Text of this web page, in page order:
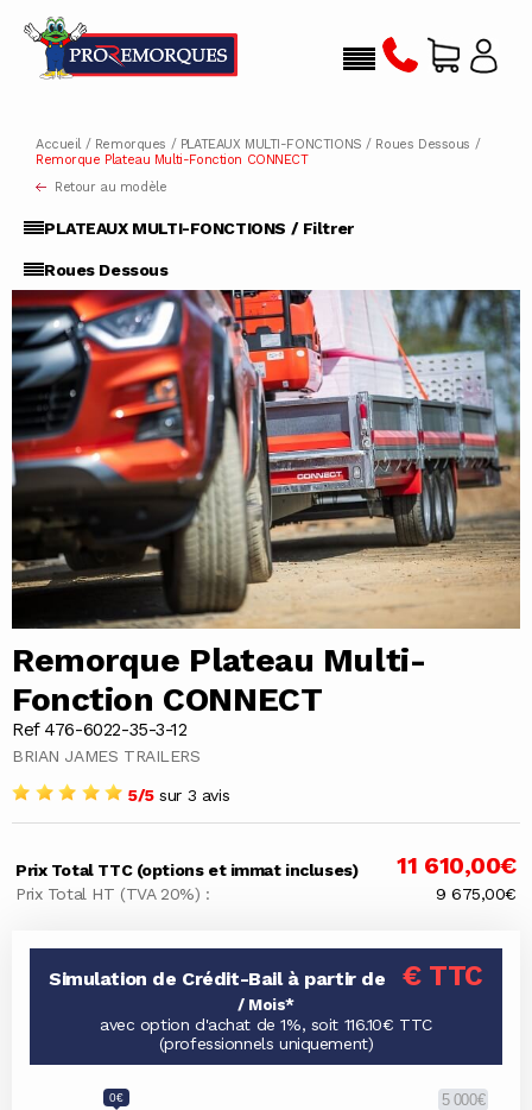
Accueil/ Remorques / PLATEAUX MULTI-FONCTIONS / Roues Dessous /
Remorque Plateau Multi-Fonction CONNECT
Retour au modèle
PLATEAUX MULTI-FONCTIONS / Filtrer
Roues Dessous
Remorque Plateau Multi-
Fonction CONNECT
Ref 476-6022-35-3-12
BRIAN JAMES TRAILERS
5/5sur 3 avis
Prix Total TTC (options et immat incluses) 11 610,00€
Prix Total HT (TVA 20%) : 9 675,00€
5 000€
0€
Simulation de Crédit-Bail à partir de € TTC
/ Mois*
avec option d'achat de 1%, soit 116.10€ TTC
(professionnels uniquement)